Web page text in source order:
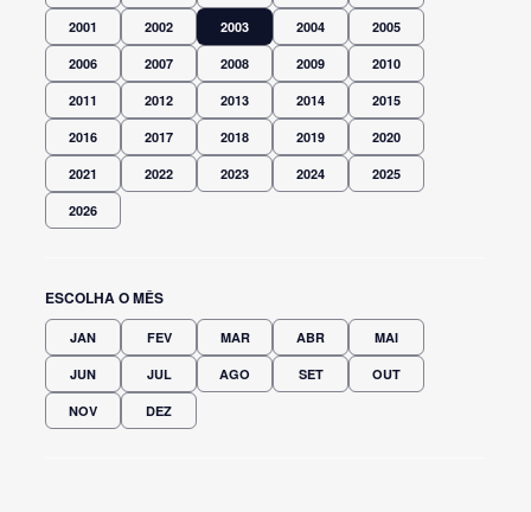
2001 2002 2003 2004 2005
2006 2007 2008 2009 2010
2011 2012 2013 2014 2015
2016 2017 2018 2019 2020
2021 2022 2023 2024 2025
2026
ESCOLHA O MÊS
JAN FEV MAR ABR MAI
JUN JUL AGO SET OUT
NOV DEZ